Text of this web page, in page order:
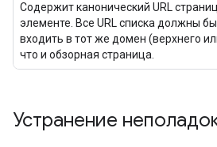
Содержит канонический URL
элементе. Все URL списка должны
входить в тот же домен (верхнего
что и обзорная страница.
Устранение